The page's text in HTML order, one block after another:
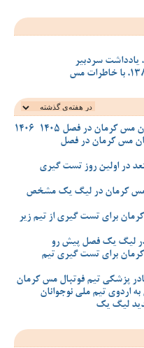
یادداشت سردبیر
در فصل 1405-1406
مس کرمان در فصل
در اولین روز تست گیری
مس کرمان در لیگ یک مشخص
برای تست گیری از تیم زیر
در لیگ یک فصل پیش رو
برای تست گیری تیم
پزشکی تیم فوتبال مس کرمان
اردوی تیم ملی نوجوانان
لیگ یک